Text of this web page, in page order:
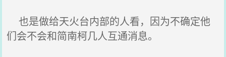
也是做给天火台内部的人看，因为不确定他
们会不会和简南柯几人互通消息。